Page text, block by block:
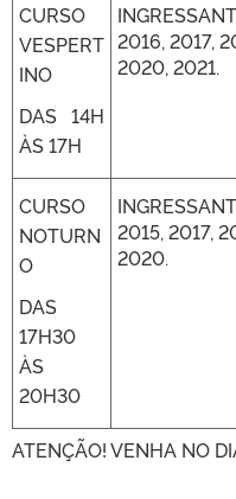
CURSO
VESPERT
INO
DAS 14H
ÀS 17H
2016, 2017,
2020, 2021.
CURSO
NOTURN
O
DAS
17H30
ÀS
20H30
2015, 2017,
2020.
ATENÇÃO! VENHA NO